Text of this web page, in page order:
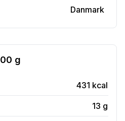
Danmark
g
431 kcal
13 g